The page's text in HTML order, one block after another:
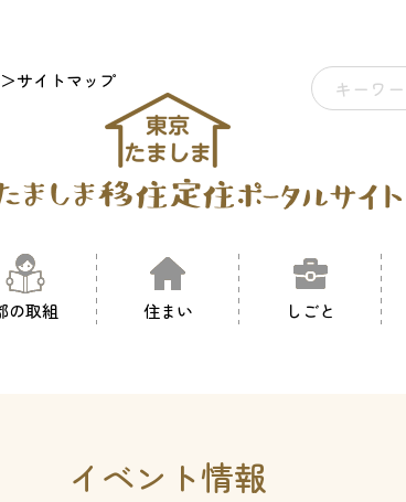
＞サイトマップ
の取組 住まい しごと
イベント情報